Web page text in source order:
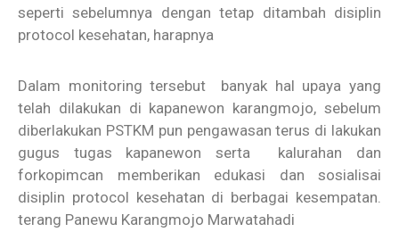
seperti sebelumnya dengan tetap ditambah disiplin
protocol kesehatan, harapnya
Dalam monitoring tersebut banyak hal upaya yang
telah dilakukan di kapanewon karangmojo, sebelum
diberlakukan PSTKM pun pengawasan terus di lakukan
gugus tugas kapanewon serta kalurahan dan
forkopimcan memberikan edukasi dan sosialisai
disiplin protocol kesehatan di berbagai kesempatan.
terang Panewu Karangmojo Marwatahadi